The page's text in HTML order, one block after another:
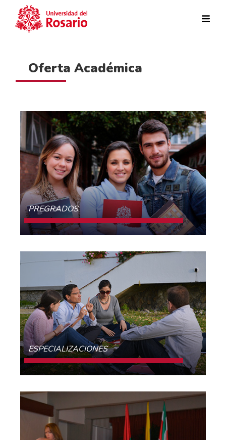
Oferta Académica
PREGRADOS
CONOCE MÁS
ESPECIALIZACIONES
CONOCE MÁS